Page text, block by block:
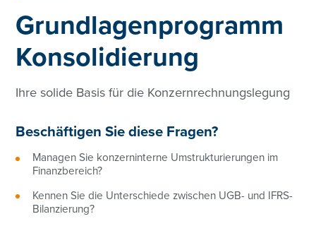
Grundlagenprogramm
Konsolidierung
Ihre solide Basis für die Konzernrechnungslegung
Beschäftigen Sie diese Fragen?
Managen Sie konzerninterne Umstrukturierungen im
Finanzbereich?
Kennen Sie die Unterschiede zwischen UGB- und IFRS-
Bilanzierung?